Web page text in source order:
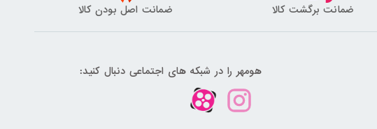
ضمانت برگشت کالا ضمانت اصل بودن کالا
هومهر را در شبکه های اجتماعی دنبال کنید: